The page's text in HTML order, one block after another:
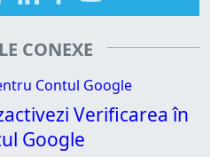
CONEXE
Verificarea în
Google